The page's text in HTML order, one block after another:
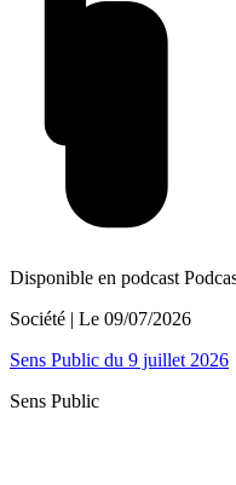
Disponible en podcast
Société | Le 09/07/2026
Sens Public du 9 juillet 2026
Sens Public